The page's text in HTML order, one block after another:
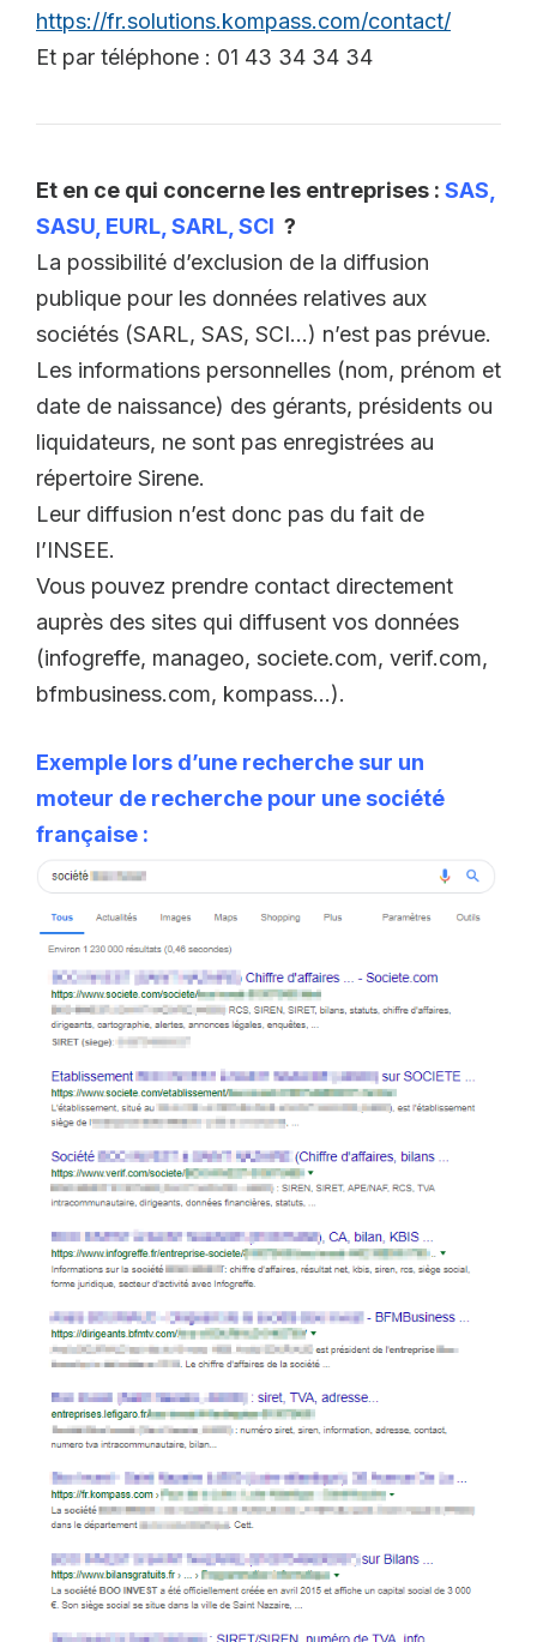
https://fr.solutions.kompass.com/contact/
Et par téléphone : 01 43 34 34 34
Et en ce qui concerne les entreprises : SAS,
SASU, EURL, SARL, SCI ?
La possibilité d’exclusion de la diffusion
publique pour les données relatives aux
sociétés (SARL, SAS, SCI…) n’est pas prévue.
Les informations personnelles (nom, prénom et
date de naissance) des gérants, présidents ou
liquidateurs, ne sont pas enregistrées au
répertoire Sirene.
Leur diffusion n’est donc pas du fait de
l’INSEE.
Vous pouvez prendre contact directement
auprès des sites qui diffusent vos données
(infogreffe, manageo, societe.com, verif.com,
bfmbusiness.com, kompass…).
Exemple lors d’une recherche sur un
moteur de recherche pour une société
française :